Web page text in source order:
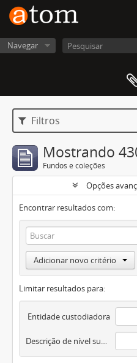
Navegar
Filtros
Mostrando
Fundos e coleções
Opções
Encontrar resultados com:
Adicionar novo critério
Limitar resultados para:
Entidade custodiadora
Descrição de nível superior